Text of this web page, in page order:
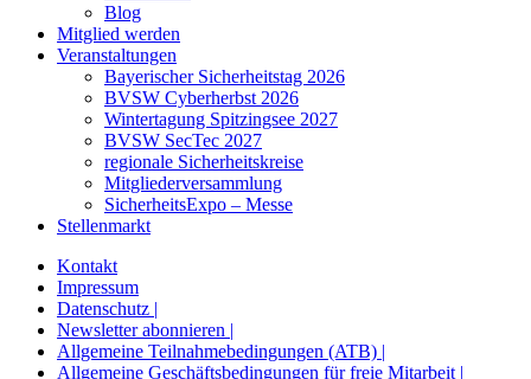
Blog
Mitglied werden
Veranstaltungen
Bayerischer Sicherheitstag 2026
BVSW Cyberherbst 2026
Wintertagung Spitzingsee 2027
BVSW SecTec 2027
regionale Sicherheitskreise
Mitgliederversammlung
SicherheitsExpo – Messe
Stellenmarkt
Kontakt
Impressum
Datenschutz |
Newsletter abonnieren |
Allgemeine Teilnahmebedingungen (ATB) |
Allgemeine Geschäftsbedingungen für freie Mitarbeit |